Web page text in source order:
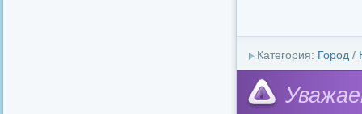
Категория: Город /